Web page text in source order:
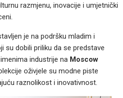
razmjenu, inovacije i umjetnički
je na podršku mladim i
su dobili priliku da se predstave
industrije na Moscow
oživjele su modne piste
raznolikost i inovativnost.